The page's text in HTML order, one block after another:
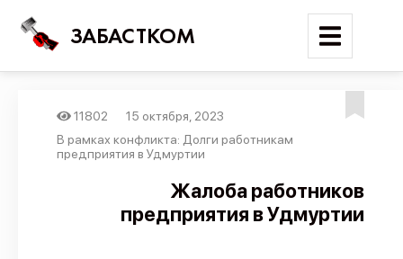
ЗАБАСТКОМ
Войти
Поиск
Новости
11802
15 октября, 2023
В рамках конфликта: Долги работникам
предприятия в Удмуртии
Жалоба работников
предприятия в Удмуртии